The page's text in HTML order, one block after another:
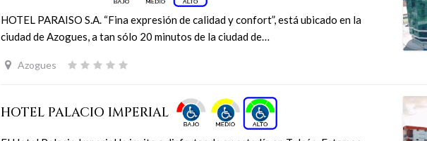
HOTEL PARAISO S.A. “Fina expresión de calidad y confort”, está ubicado en la
ciudad de Azogues, a tan sólo 20 minutos de la ciudad de…
Azogues
HOTEL PALACIO IMPERIAL